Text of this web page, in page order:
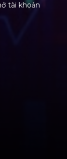
tài khoản